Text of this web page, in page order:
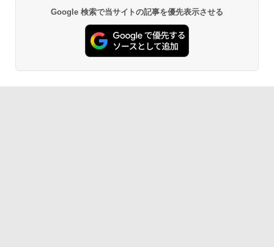
Google 検索で当サイトの記事を優先表示させる